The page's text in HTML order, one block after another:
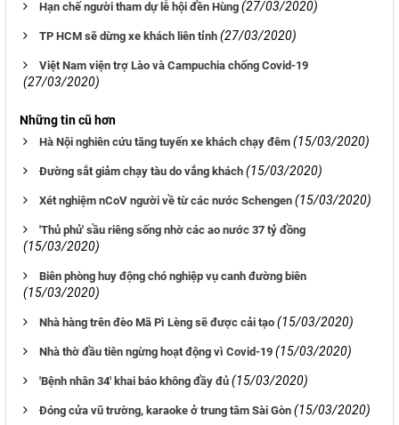
Hạn chế người tham dự lễ hội đền Hùng (27/03/2020)
TP HCM sẽ dừng xe khách liên tỉnh (27/03/2020)
Việt Nam viện trợ Lào và Campuchia chống Covid-19
(27/03/2020)
Những tin cũ hơn
Hà Nội nghiên cứu tăng tuyến xe khách chạy đêm (15/03/2020)
Đường sắt giảm chạy tàu do vắng khách (15/03/2020)
Xét nghiệm nCoV người về từ các nước Schengen (15/03/2020)
'Thủ phủ' sầu riêng sống nhờ các ao nước 37 tỷ đồng
(15/03/2020)
Biên phòng huy động chó nghiệp vụ canh đường biên
(15/03/2020)
Nhà hàng trên đèo Mã Pì Lèng sẽ được cải tạo (15/03/2020)
Nhà thờ đầu tiên ngừng hoạt động vì Covid-19 (15/03/2020)
'Bệnh nhân 34' khai báo không đầy đủ (15/03/2020)
Đóng cửa vũ trường, karaoke ở trung tâm Sài Gòn (15/03/2020)